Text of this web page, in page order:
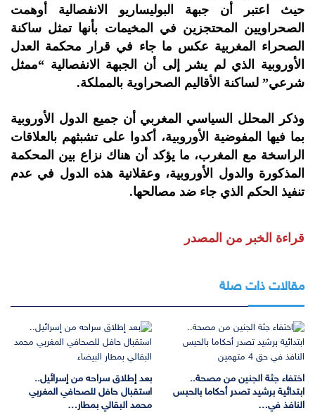
حيث اعتبر أن جبهة البوليساريو الانفصالية أوهمت
الصحراويين المحتجزين في المخيمات بأنها تمثل ساكنة
الصحراء المغربية عكس ما جاء في قرار محكمة العدل
الأوروبية الذي لم يشر إلى أن الجبهة الانفصالية “ممثل
شرعي” لساكنة الأقاليم الصحراوية بالمملكة.
وذكر المحلل السياسي المغربي أن جميع الدول الأوروبية
بما فيها المفوضية الأوروبية، أكدوا على تشبثهم بالعلاقات
الراسخة مع المغرب، ما يؤكد أن هناك نزاع بين المحكمة
المذكورة والدول الأوروبية، وعقلانية هذه الدول في عدم
تنفيذ الحكم الذي جاء ضد مصالحها.
قراءة الخبر من المصدر
مقالات ذات صلة
اختفاء جثة الجنين من مصحة..
ابتدائية برشيد تصدر أحكاما بالحبس
النافذ في…
بعد إطلاق سراحه من إسرائيل..
استقبال حافل للصحافي المغربي
محمد البقالي بمطار…